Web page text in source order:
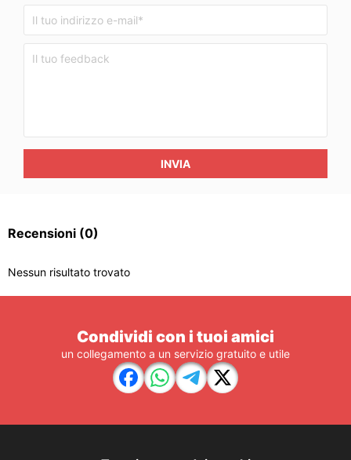
INVIA
Recensioni (0)
Nessun risultato trovato
Condividi con i tuoi amici
un collegamento a un servizio gratuito e utile